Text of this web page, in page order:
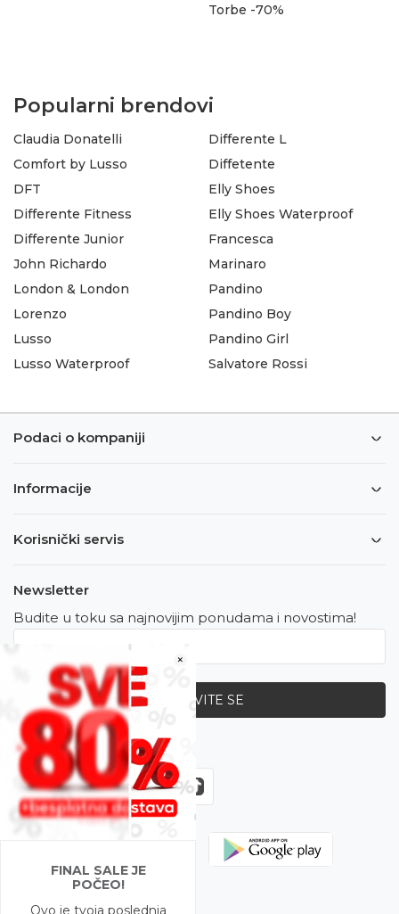
×
FINAL SALE JE
POČEO!
Ovo je tvoja poslednja
Torbe -70%
Popularni brendovi
Claudia Donatelli
Comfort by Lusso
DFT
Differente Fitness
Differente Junior
Differente L
Diffetente
Elly Shoes
Elly Shoes Waterproof
Francesca
John Richardo
London & London
Lorenzo
Lusso
Lusso Waterproof
Marinaro
Pandino
Pandino Boy
Pandino Girl
Salvatore Rossi
Podaci o kompaniji
Informacije
Korisnički servis
Newsletter
Budite u toku sa najnovijim ponudama i novostima!
PRIJAVITE SE
Zapratite nas